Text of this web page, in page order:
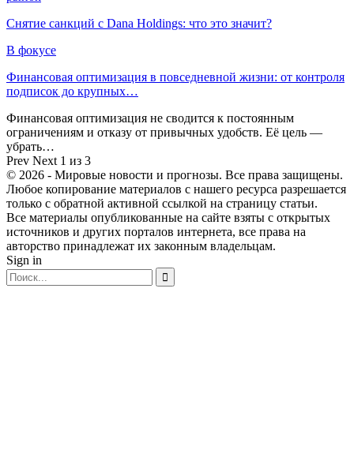
Снятие санкций с Dana Holdings: что это значит?
В фокусе
Финансовая оптимизация в повседневной жизни: от контроля
подписок до крупных…
Финансовая оптимизация не сводится к постоянным
ограничениям и отказу от привычных удобств. Её цель —
убрать…
Prev Next 1 из 3
© 2026 - Мировые новости и прогнозы. Все права защищены.
Любое копирование материалов с нашего ресурса разрешается
только с обратной активной ссылкой на страницу статьи.
Все материалы опубликованные на сайте взяты с открытых
источников и других порталов интернета, все права на
авторство принадлежат их законным владельцам.
Sign in